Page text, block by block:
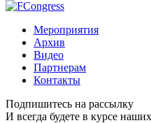
Мероприятия
Архив
Видео
Партнерам
Контакты
Подпишитесь на рассылку
И всегда будете в курсе